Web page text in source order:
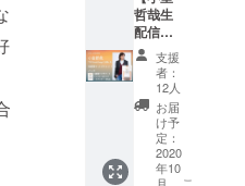
まい（ツ
アーリズム
コーディ
ネー
ター）、山
SALT（
ボイセ
ンベ
リー）
50g ◆
父母ヶ
浜芸術
祭オリ
ジナル
缶バッ
1枚 ◆
父母ヶ
浜芸術
祭オリ
ジナル
缶バッ
チ1個、
ステッ
カー1枚
◆ちえ
哲哉生
配信ラ
イブチ
ケット
パッ
ク】 ◆
生配信
ライブ
チケッ
支援
者：
12人
お届
け予
定：
2020
年10